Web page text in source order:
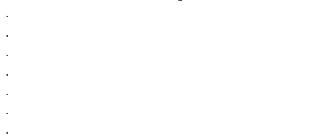
.
.
.
.
.
.
.